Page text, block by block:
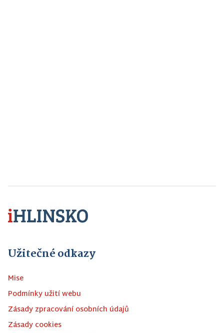
Užitečné odkazy
Mise
Podmínky užití webu
Zásady zpracování osobních údajů
Zásady cookies